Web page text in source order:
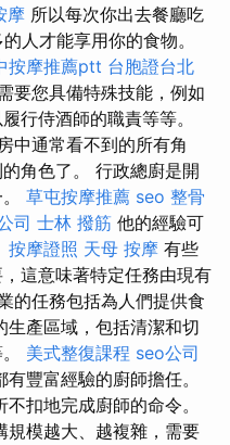
摩 所以每次你出去餐廳吃
人才能享用你的食物。
按摩推薦ptt 台胞證台北
要您具備特殊技能，例如
行侍酒師的職責等等。
中通常看不到的所有角
角色了。 行政總廚是開
草屯按摩推薦 seo 整骨
司 士林 撥筋 他的經驗可
按摩證照 天母 按摩 有些
這意味著特定任務由現有
的任務包括為人們提供食
產區域，包括清潔和切
美式整復課程 seo公司
豐富經驗的廚師擔任。
扣地完成廚師的命令。
規模越大、越複雜，需要